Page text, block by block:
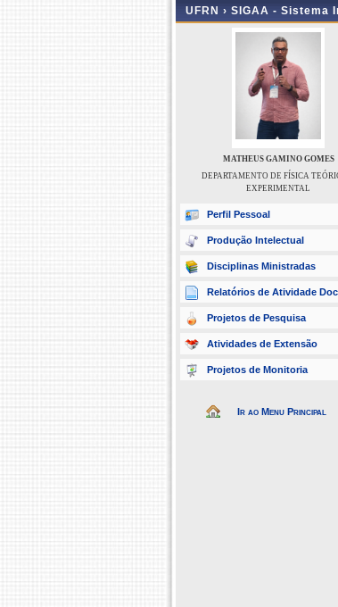
UFRN › SIGAA - Sistema
MATHEUS GAMINO GOMES
DEPARTAMENTO DE FÍSICA
EXPERIMENTAL
Perfil Pessoal
Produção Intelectual
Disciplinas Ministradas
Relatórios de Atividade
Projetos de Pesquisa
Atividades de Extensão
Projetos de Monitoria
Ir ao Menu Principal